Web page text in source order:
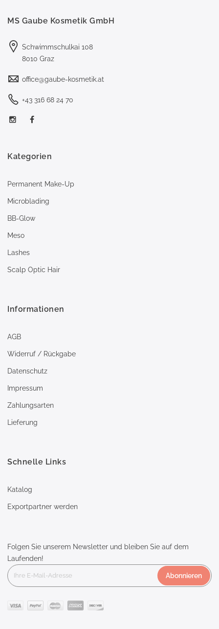
MS Gaube Kosmetik GmbH
Schwimmschulkai 108
8010 Graz
office@gaube-kosmetik.at
+43 316 68 24 70
Kategorien
Permanent Make-Up
Microblading
BB-Glow
Meso
Lashes
Scalp Optic Hair
Informationen
AGB
Widerruf / Rückgabe
Datenschutz
Impressum
Zahlungsarten
Lieferung
Schnelle Links
Katalog
Exportpartner werden
Folgen Sie unserem Newsletter und bleiben Sie auf dem
Laufenden!
Abonnieren